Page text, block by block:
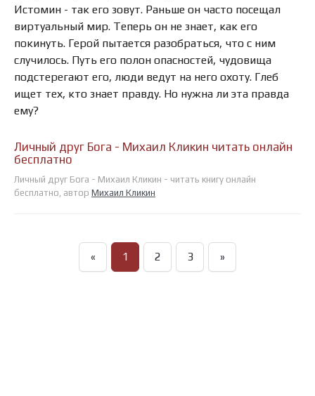
Истомин - так его зовут. Раньше он часто посещал
виртуальный мир. Теперь он не знает, как его
покинуть. Герой пытается разобраться, что с ним
случилось. Путь его полон опасностей, чудовища
подстерегают его, люди ведут на него охоту. Глеб
ищет тех, кто знает правду. Но нужна ли эта правда
ему?
Личный друг Бога - Михаил Кликин читать онлайн
бесплатно
Личный друг Бога - Михаил Кликин - читать книгу онлайн
бесплатно, автор Михаил Кликин
« 1 2 3 »